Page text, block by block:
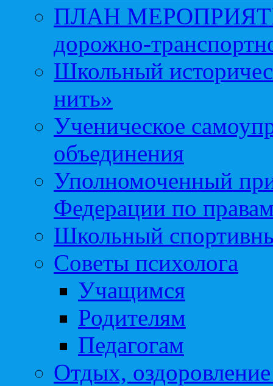
ПЛАН МЕРОПРИЯТИЙ
дорожно-
Школьный
нить»
Ученическое
объединения
Уполномоченный
Федерации по
Школьный
Советы психолога
Учащимся
Родителям
Педагогам
Отдых, оздоровление